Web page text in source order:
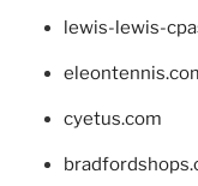
lewis-lewis-
cyetus.com